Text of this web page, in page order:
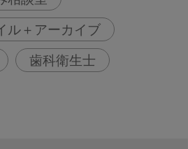
ル＋アーカイブ
歯科衛生士